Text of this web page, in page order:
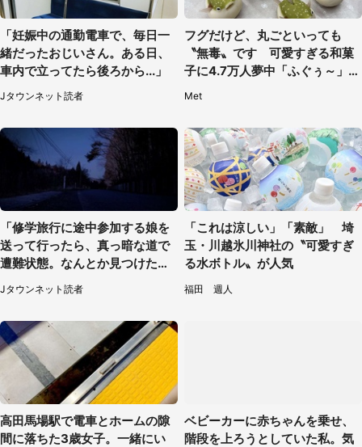
「妊娠中の通勤電車で、毎日一
緒だったおじいさん。ある日、
車内で立ってたら後ろから...」
Jタウンネット読者
フグだけど、丸ごといっても
〝無毒〟です 可愛すぎる和菓
子に4.7万人夢中「ふぐぅ～」
「職人の技ですね」
Met
「修学旅行に途中参加する娘を
送って行ったら、真っ暗な道で
遭難状態。なんとか見つけた民
家に助けを求めると、住人の男
性が...」
Jタウンネット読者
「これは涼しい」「素敵」 埼
玉・川越氷川神社の〝可愛すぎ
る水ボトル〟が人気
福田 週人
高田馬場駅で電車とホームの隙
間に落ちた3歳女子。一緒にい
ベビーカーに赤ちゃんを乗せ、
階段を上ろうとしていた私。気